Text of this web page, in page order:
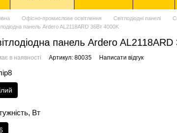
Офісно-промислове освітлення Світлодіодні панелі
панель Ardero AL2118ARD 36Вт 4000K
панель Ardero
в наявності Артикул: 80035 Написати відгук
Вт